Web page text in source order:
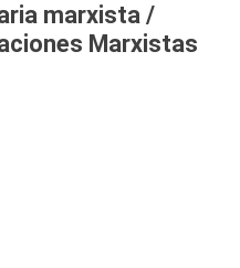
marxista /
Marxistas